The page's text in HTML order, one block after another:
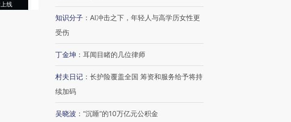
线
知识分子 ： AI冲击之下，年轻人与高学历女性更
受伤
丁金坤 ： 耳闻目睹的几位律师
村夫日记 ： 长护险覆盖全国 筹资和服务给予将持
续加码
吴晓波 ： “沉睡”的10万亿元公积金